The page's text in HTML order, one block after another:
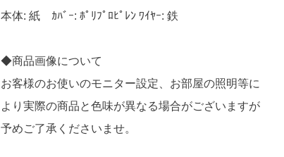
本体: 紙 ｶﾊﾞｰ: ﾎﾟﾘﾌﾟﾛﾋﾟﾚﾝ ﾜｲﾔｰ: 鉄
◆商品画像について
お客様のお使いのモニター設定、お部屋の照明等に
より実際の商品と色味が異なる場合がございますが
予めご了承くださいませ。